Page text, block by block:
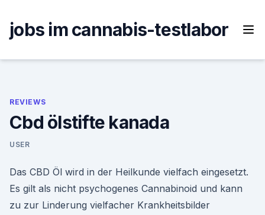
content
jobs im cannabis-testlabor
REVIEWS
Cbd ölstifte kanada
USER
Das CBD Öl wird in der Heilkunde vielfach eingesetzt.
Es gilt als nicht psychogenes Cannabinoid und kann
zu zur Linderung vielfacher Krankheitsbilder